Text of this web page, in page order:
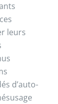
leurs
d’auto-